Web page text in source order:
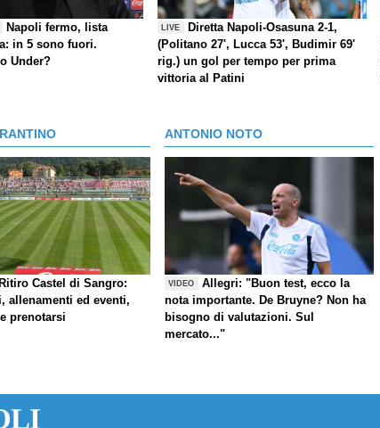
Napoli fermo, lista
in 5 sono fuori.
Under?
LIVE
Diretta Napoli-Osasuna 2-1,
(Politano 27', Lucca 53', Budimir 69'
rig.) un gol per tempo per prima
vittoria al Patini
Ritiro Castel di Sangro:
allenamenti ed eventi,
prenotarsi
ANTONIO NOTO
VIDEO
Allegri: "Buon test, ecco la
nota importante. De Bruyne? Non ha
bisogno di valutazioni. Sul
mercato..."